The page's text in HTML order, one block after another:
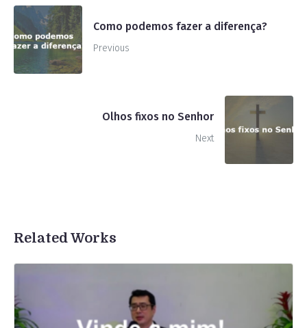
Como podemos fazer a diferença?
Previous
Olhos fixos no Senhor
Next
Related Works